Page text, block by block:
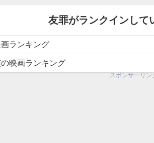
友罪がランクインして
ランキング
映画ランキング
スポンサーリン